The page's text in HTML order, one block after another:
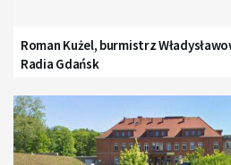
Roman Kużel, burmistrz
Radia Gdańsk